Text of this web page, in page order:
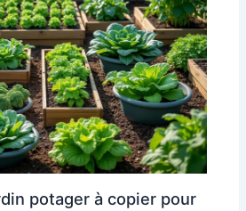
potager à copier pour